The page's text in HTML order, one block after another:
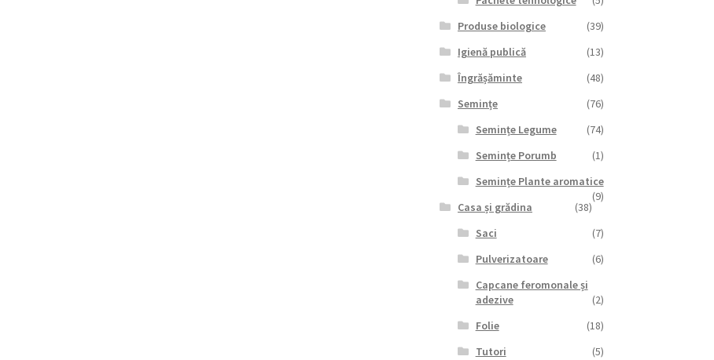
Produse biologice
(39)
Igienă publică
(13)
Îngrășăminte
(48)
Semințe
(76)
Semințe Legume
(74)
Semințe Porumb
(1)
Semințe Plante aromatice
(9)
Casa și grădina
(38)
Saci
(7)
Pulverizatoare
(6)
Capcane feromonale și
adezive
(2)
Folie
(18)
Tutori
(5)